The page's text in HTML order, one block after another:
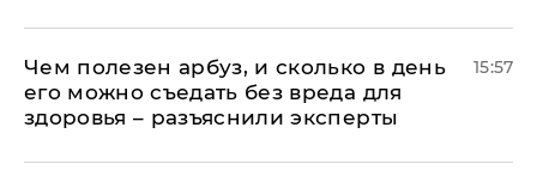
Чем полезен арбуз, и сколько в день
его можно съедать без вреда для
здоровья – разъяснили эксперты
15:57